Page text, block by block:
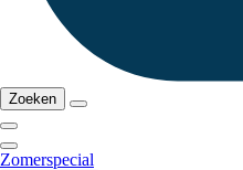
Zoeken
Zomerspecial